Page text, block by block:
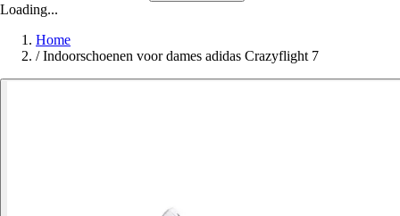
Loading...
Home
/ Indoorschoenen voor dames adidas Crazyflight 7